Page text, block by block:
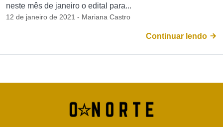
neste mês de janeiro o edital para...
12 de janeiro de 2021 - Mariana Castro
Continuar lendo